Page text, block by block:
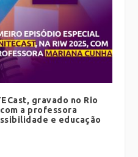
gravado no Rio
a professora
e educação